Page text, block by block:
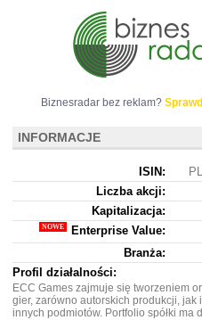
Biznesradar bez reklam?
INFORMACJE
ISIN:
Liczba akcji:
Kapitalizacja:
Enterprise Value:
Branża:
Profil działalności:
ECC Games zajmuje się tworzeniem
gier, zarówno autorskich produkcji, jak
innych podmiotów. Portfolio spółki ma